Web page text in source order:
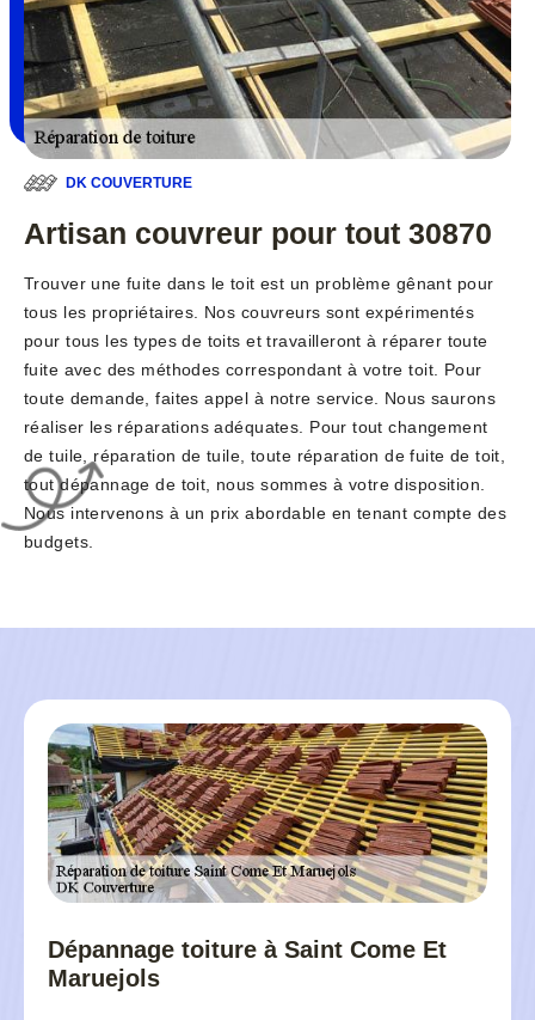
DK COUVERTURE
Artisan couvreur pour tout 30870
Trouver une fuite dans le toit est un problème gênant pour
tous les propriétaires. Nos couvreurs sont expérimentés
pour tous les types de toits et travailleront à réparer toute
fuite avec des méthodes correspondant à votre toit. Pour
toute demande, faites appel à notre service. Nous saurons
réaliser les réparations adéquates. Pour tout changement
de tuile, réparation de tuile, toute réparation de fuite de toit,
tout dépannage de toit, nous sommes à votre disposition.
Nous intervenons à un prix abordable en tenant compte des
budgets.
Dépannage toiture à Saint Come Et
Maruejols